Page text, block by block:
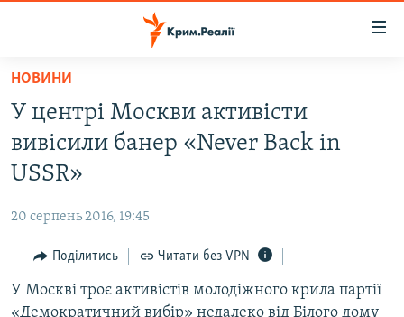
Перейти
основного
матеріалу
Перейти
до
основної
навігації
Перейти
пошуку
ВОДА.КРИМ
ВІДЕО ТА ФОТО
БЛОГИ
ПОГЛЯД
ІНТЕРВ'Ю
НОВИНИ
У центрі Москви активісти
вивісили банер «Never Back in
USSR»
20 серпень 2016, 19:45
Поділитись Читати без VPN
У Москві троє активістів молодіжного крила партії
«Демократичний вибір» недалеко від Білого дому